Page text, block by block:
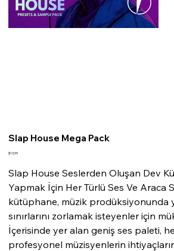
Slap House Mega Pack
Fiyat
$13,99
Slap House Seslerden Oluşan Dev
Yapmak İçin Her Türlü Ses Ve Araca
kütüphane, müzik prodüksiyonunda
sınırlarını zorlamak isteyenler için
İçerisinde yer alan geniş ses paleti,
profesyonel müzisyenlerin